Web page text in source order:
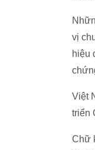
vị
hiệu
Việt
triển
Chữ